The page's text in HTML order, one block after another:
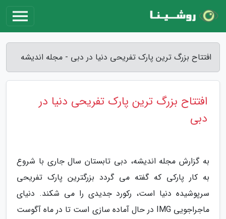
افتتاح بزرگ ترین پارک تفریحی دنیا در دبی - مجله اندیشه
افتتاح بزرگ ترین پارک تفریحی دنیا در
دبی
به گزارش مجله اندیشه، دبی تابستان سال جاری با شروع
به کار پارکی که گفته می گردد بزرگترین پارک تفریحی
سرپوشیده دنیا است، رکورد جدیدی را می شکند. دنیای
ماجراجویی IMG در حال آماده سازی است تا در ماه آگوست